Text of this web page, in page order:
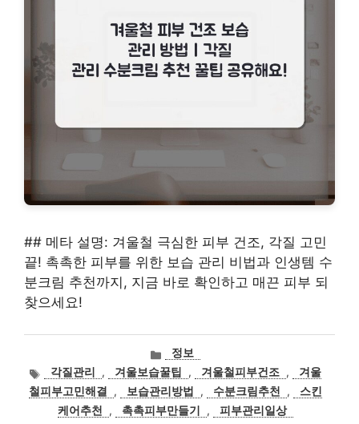
## 메타 설명: 겨울철 극심한 피부 건조, 각질 고민
끝! 촉촉한 피부를 위한 보습 관리 비법과 인생템 수
분크림 추천까지, 지금 바로 확인하고 매끈 피부 되
찾으세요!
카
테
고
리
정보
태
그
각질관리 , 겨울보습꿀팁 , 겨울철피부건조 ,
겨울
철피부고민해결
, 보습관리방법 , 수분크림추천 ,
스킨
케어추천
, 촉촉피부만들기 , 피부관리일상